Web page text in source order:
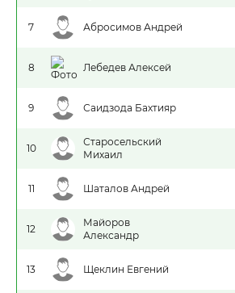
7 Абросимов Андрей
8 Лебедев Алексей
9 Саидзода Бахтияр
10
Старосельский
Михаил
11 Шаталов Андрей
12
Майоров
Александр
13 Щеклин Евгений